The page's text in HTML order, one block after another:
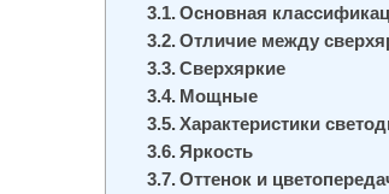
Основная
Отличие между
Сверхяркие
Мощные
Характеристики
Яркость
Оттенок и